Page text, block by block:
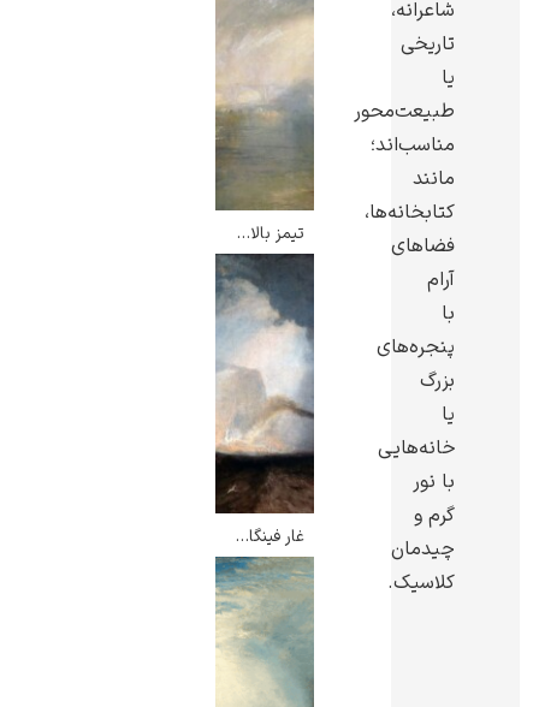
شاعرانه،
تاریخی
یا
طبیعت‌محور
مناسب‌اند؛
مانند
کتابخانه‌ها،
فضاهای
آرام
با
پنجره‌های
بزرگ
یا
خانه‌هایی
با نور
گرم و
چیدمان
کلاسیک.
تیمز بالای پل واترلو – ویلیام ترنر
غار فینگال – ویلیام ترنر